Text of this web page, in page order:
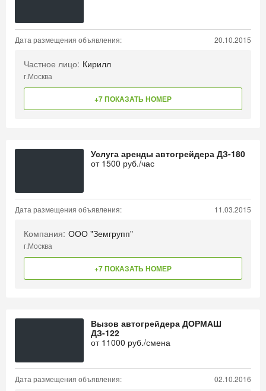
Дата размещения объявления: 20.10.2015
Частное лицо: Кирилл
г.Москва
+7 ПОКАЗАТЬ НОМЕР
Услуга аренды автогрейдера ДЗ-180
от 1500 руб./час
Дата размещения объявления: 11.03.2015
Компания: ООО "Земгрупп"
г.Москва
+7 ПОКАЗАТЬ НОМЕР
Вызов автогрейдера ДОРМАШ
ДЗ-122
от 11000 руб./смена
Дата размещения объявления: 02.10.2016